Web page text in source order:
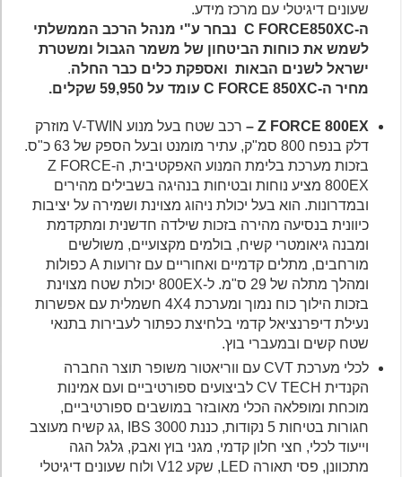
שעונים דיגיטלי עם מרכז מידע.
ה-C FORCE850XC נבחר ע"י מנהל הרכב הממשלתי
לשמש את כוחות הביטחון של משמר הגבול ומשטרת
ישראל לשנים הבאות ואספקת כלים כבר החלה.
מחיר ה-C FORCE 850XC עומד על 59,950 שקלים.
Z FORCE 800EX –
רכב שטח בעל מנוע V-TWIN מוזרק
דלק בנפח 800 סמ"ק, עתיר מומנט ובעל הספק של 63 כ"ס.
בזכות מערכת בלימת המנוע האפקטיבית, ה-Z FORCE
800EX מציע נוחות ובטיחות בנהיגה בשבילים מהירים
ובמדרונות. הוא בעל יכולת ניהוג מצוינת ושמירה על יציבות
כיוונית בנסיעה מהירה בזכות שילדה חדשנית ומתקדמת
ומבנה גיאומטרי קשיח, בולמים מקצועיים, משולשים
מורחבים, מתלים קדמיים ואחוריים עם זרועות A כפולות
ומהלך מתלה של 29 ס"מ. ל-800EX יכולת שטח מצוינת
בזכות הילוך כוח נמוך ומערכת 4X4 חשמלית עם אפשרות
נעילת דיפרנציאל קדמי בלחיצת כפתור לעבירות בתנאי
שטח קשים ובמעברי בוץ.
לכלי מערכת CVT עם ווריאטור משופר תוצר החברה
הקנדית CV TECH לביצועים ספורטיביים ועם אמינות
מוכחת ומופלאה הכלי מאובזר במושבים ספורטיביים,
חגורות בטיחות 5 נקודות, כננת IBS 3000 ,גג קשיח מעוצב
וייעוד לכלי, חצי חלון קדמי, מגני בוץ ואבק, גלגל הגה
מתכוונן, פסי תאורה LED, שקע V12 ולוח שעונים דיגיטלי